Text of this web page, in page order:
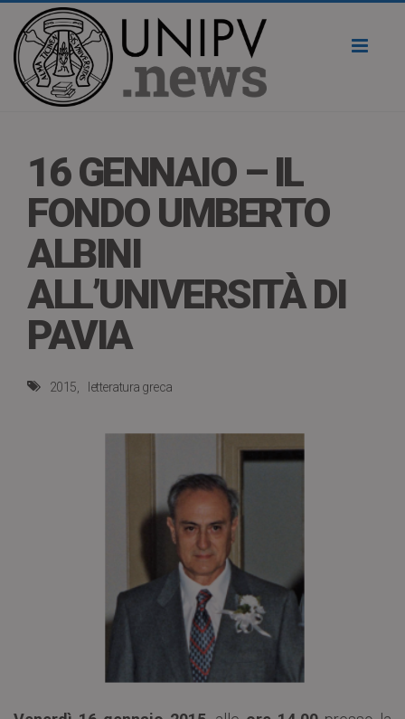
16 GENNAIO – IL
FONDO UMBERTO
ALBINI
ALL’UNIVERSITÀ DI
PAVIA
2015 letteratura greca